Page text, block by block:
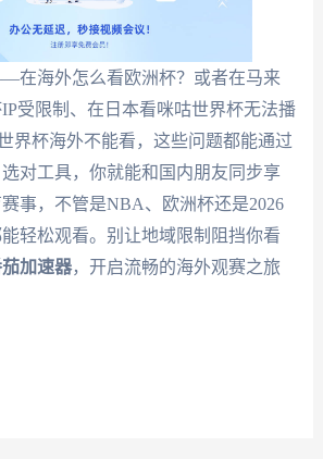
在海外怎么看欧洲杯？或者在马来
受限制、在日本看咪咕世界杯无法播
界杯海外不能看，这些问题都能通过
对工具，你就能和国内朋友同步享
事，不管是NBA、欧洲杯还是2026
轻松观看。别让地域限制阻挡你看
加速器，开启流畅的海外观赛之旅